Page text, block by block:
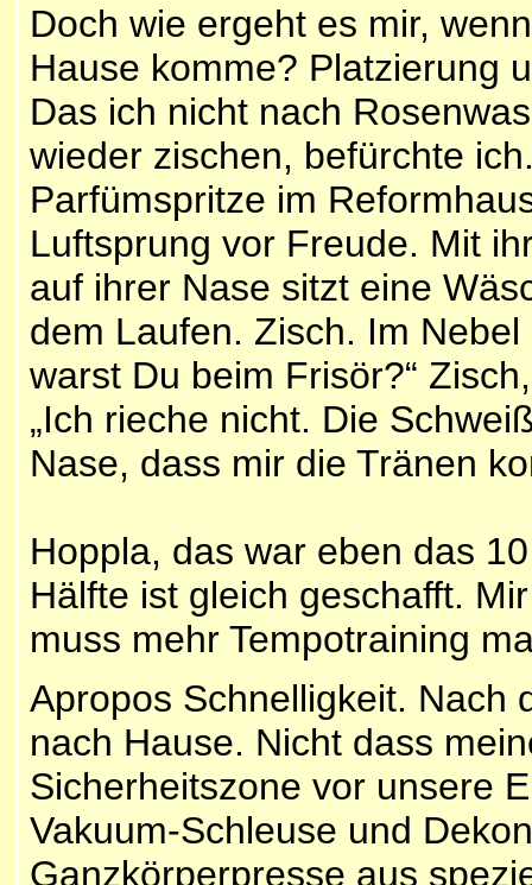
Doch wie ergeht es mir,
Hause komme? Platzierung
Das ich nicht nach
wieder zischen, befürchte
Parfümspritze im
Luftsprung vor Freude. Mit
auf ihrer Nase sitzt eine
dem Laufen. Zisch. Im
warst Du beim Frisör?“
„Ich rieche nicht. Die
Nase, dass mir die Tränen
Hoppla, das war eben das
Hälfte ist gleich geschafft.
muss mehr Tempotraining
Apropos Schnelligkeit. Nach
nach Hause. Nicht dass
Sicherheitszone vor unsere
Vakuum-Schleuse und
Ganzkörperpresse aus